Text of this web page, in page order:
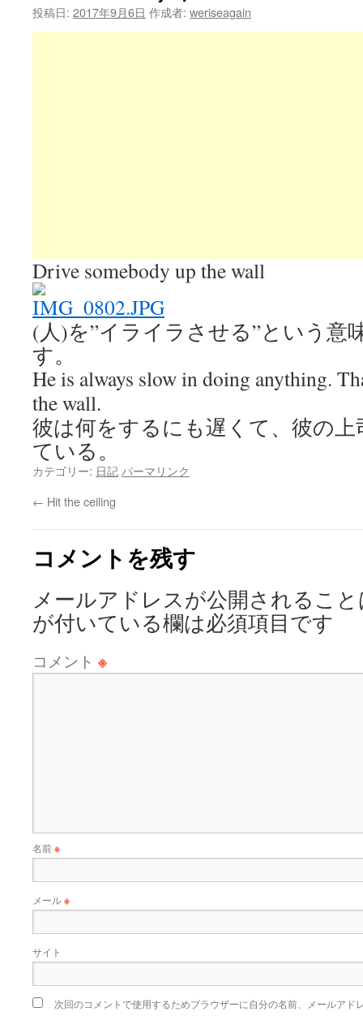
投稿日: 2017年9月6日 作成者: weriseagain
Drive somebody up the wall
(人)を”イライラさせる”という意
す。
He is always slow in doing anything.
the wall.
彼は何をするにも遅くて、彼の
ている。
カテゴリー: 日記 パーマリンク
← Hit the ceiling
コメントを残す
メールアドレスが公開されるこ
が付いている欄は必須項目です
コメント ※
名前※
メール※
サイト
次回のコメントで使用するためブラウザーに自分の名前、メールアド